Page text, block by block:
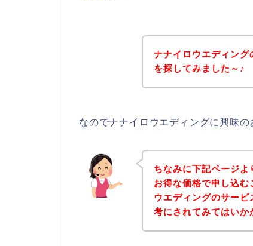
ナナイロウエディン
を探してみました～♪
なのでナナイロウエディングに興味
ちなみに下記ページ
お得な価格で申し込む
ウエディングのサー
考にされてみてはいか